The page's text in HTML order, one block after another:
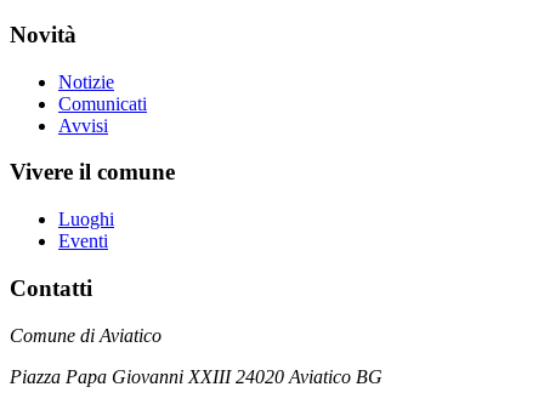
Novità
Notizie
Comunicati
Avvisi
Vivere il comune
Luoghi
Eventi
Contatti
Comune di Aviatico
Piazza Papa Giovanni XXIII 24020 Aviatico BG